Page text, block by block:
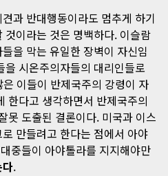
과 반대행동이라도 멈추게 하기
이라는 것은 명백하다. 이슬람
을 막는 유일한 장벽이 자신임
시온주의자들의 대리인들로
이들이 반제국주의 강령이 자
한다고 생각하면서 반제국주의
못 도출된 결론이다. 미국과 이스
만들려고 한다는 점에서 아야
중들이 아야톨라를 지지해야만
다.